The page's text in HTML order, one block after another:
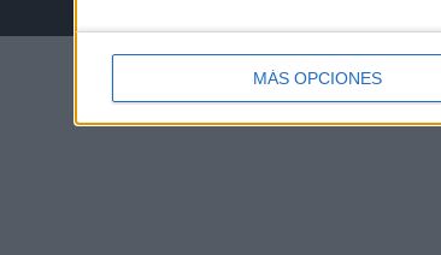
MÁS OPCIONES